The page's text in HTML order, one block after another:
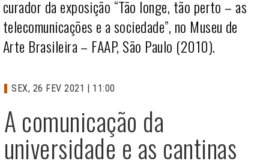
curador da exposição “Tão longe, tão perto – as
telecomunicações e a sociedade”, no Museu de
Arte Brasileira – FAAP, São Paulo (2010).
A comunicação da
universidade e as cantinas
SEX, 26 FEV 2021 | 11:00